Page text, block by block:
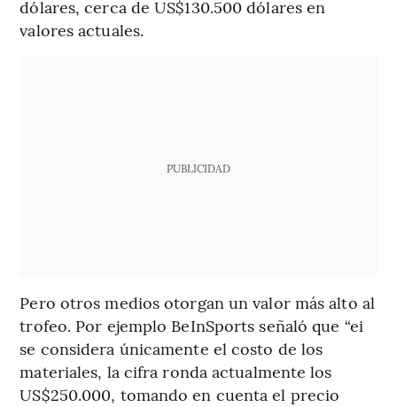
dólares, cerca de US$130.500 dólares en
valores actuales.
PUBLICIDAD
Pero otros medios otorgan un valor más alto al
trofeo. Por ejemplo BeInSports señaló que “ei
se considera únicamente el costo de los
materiales, la cifra ronda actualmente los
US$250.000, tomando en cuenta el precio